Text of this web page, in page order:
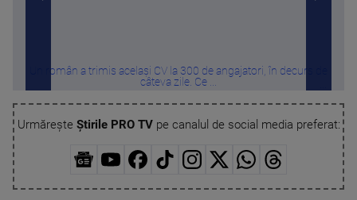
Un român a trimis același CV la 300 de angajatori, în decurs de
câteva zile. Ce ...
Urmărește Știrile PRO TVpe canalul de social media preferat: